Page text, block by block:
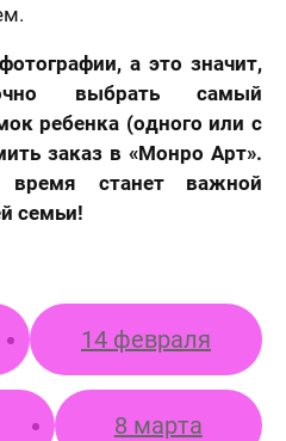
а это значит,
выбрать самый
ребенка (одного или с
заказ в «Монро Арт».
станет важной
семьи!
14 февраля
8 марта